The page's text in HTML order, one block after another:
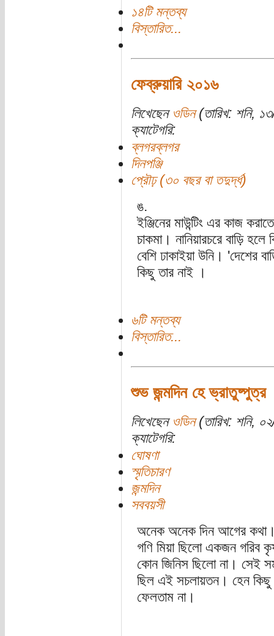
১৪টি মন্তব্য
বিস্তারিত...
ফেব্রুয়ারি ২০১৬
লিখেছেন ওডিন(তারিখ: শনি,
ক্যাটেগরি:
ব্লগরব্লগর
দিনপঞ্জি
প্রৌঢ় (৩০ বছর বা তদুর্দ্ধ)
ঙ.
ইঞ্জিনের মাউন্টিং এর কাজ
চাকমা। নানিয়ারচরে বাড়ি
বেশি ঢাকাইয়া উনি। 'দেশের
কিছু তার নাই ।
৬টি মন্তব্য
বিস্তারিত...
শুভ জন্মদিন হে ভ্রাতুষ্পুত্র
লিখেছেন ওডিন(তারিখ: শনি,
ক্যাটেগরি:
ঘোষণা
স্মৃতিচারণ
জন্মদিন
সববয়সী
অনেক অনেক দিন আগের
গণি মিয়া ছিলো একজন গরিব
কোন জিনিস ছিলো না। সেই
ছিল এই সচলায়তন। হেন কিছু
ফেলতাম না।